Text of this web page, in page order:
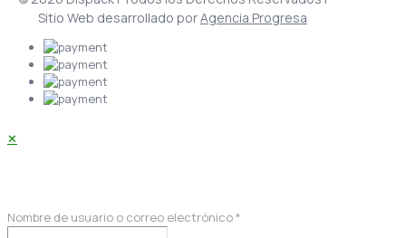
Sitio Web desarrollado porAgencia Progresa
✕
Nombre de usuario o correo electrónico*